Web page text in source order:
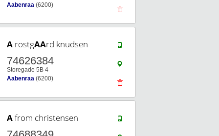
Aabenraa (6200)
A rostgAArd knudsen
74626384
Storegade 5B 4
Aabenraa (6200)
Afrom christensen